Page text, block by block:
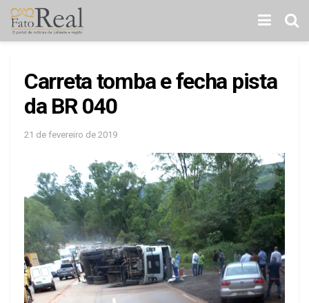
Carreta tomba e fecha pista
da BR 040
21 de fevereiro de 2019